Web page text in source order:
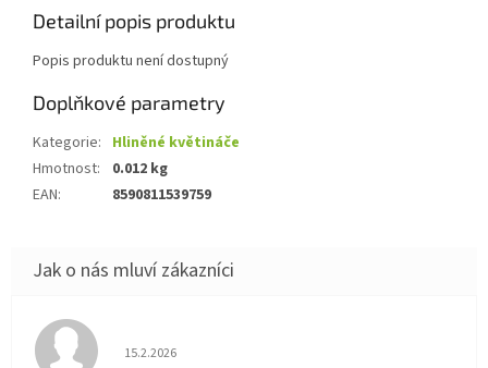
Detailní popis produktu
Popis produktu není dostupný
Doplňkové parametry
Kategorie: Hliněné květináče
Hmotnost:
0.012 kg
EAN: 8590811539759
Hodnocení obchodu je 5 z 5 hvězdiček.
15.2.2026